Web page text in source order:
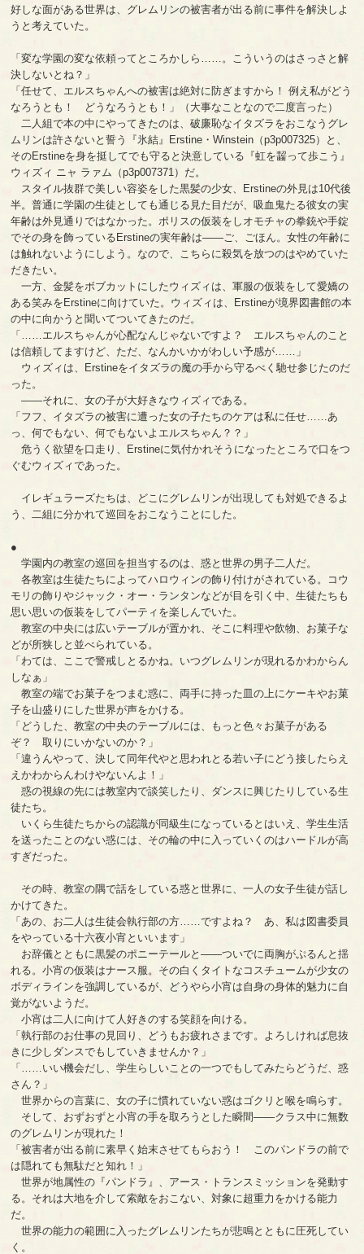
好しな面がある世界は、グレムリンの被害者が出る前に事件を解決しよ
うと考えていた。
「変な学園の変な依頼ってところかしら……。こういうのはさっさと解
決しないとね？」
「任せて、エルスちゃんへの被害は絶対に防ぎますから！ 例え私がどう
なろうとも！ どうなろうとも！」（大事なことなので二度言った）
二人組で本の中にやってきたのは、破廉恥なイタズラをおこなうグレ
ムリンは許さないと誓う『氷結』Erstine・Winstein（p3p007325）と、
そのErstineを身を挺してでも守ると決意している『虹を齧って歩こう』
ウィズィ ニャ ラァム（p3p007371）だ。
スタイル抜群で美しい容姿をした黒髪の少女、Erstineの外見は10代後
半。普通に学園の生徒としても通じる見た目だが、吸血鬼たる彼女の実
年齢は外見通りではなかった。ポリスの仮装をしオモチャの拳銃や手錠
でその身を飾っているErstineの実年齢は――ご、ごほん。女性の年齢に
は触れないようにしよう。なので、こちらに殺気を放つのはやめていた
だきたい。
一方、金髪をボブカットにしたウィズィは、軍服の仮装をして愛嬌の
ある笑みをErstineに向けていた。ウィズィは、Erstineが境界図書館の本
の中に向かうと聞いてついてきたのだ。
「……エルスちゃんが心配なんじゃないですよ？ エルスちゃんのこと
は信頼してますけど、ただ、なんかいかがわしい予感が……」
ウィズィは、Erstineをイタズラの魔の手から守るべく馳せ参じたのだ
った。
――それに、女の子が大好きなウィズィである。
「フフ、イタズラの被害に遭った女の子たちのケアは私に任せ……あ
っ、何でもない、何でもないよエルスちゃん？？」
危うく欲望を口走り、Erstineに気付かれそうになったところで口をつ
ぐむウィズィであった。
イレギュラーズたちは、どこにグレムリンが出現しても対処できるよ
う、二組に分かれて巡回をおこなうことにした。
●
学園内の教室の巡回を担当するのは、惑と世界の男子二人だ。
各教室は生徒たちによってハロウィンの飾り付けがされている。コウ
モリの飾りやジャック・オー・ランタンなどが目を引く中、生徒たちも
思い思いの仮装をしてパーティを楽しんでいた。
教室の中央には広いテーブルが置かれ、そこに料理や飲物、お菓子な
どが所狭しと並べられている。
「わては、ここで警戒しとるかね。いつグレムリンが現れるかわからん
しなぁ」
教室の端でお菓子をつまむ惑に、両手に持った皿の上にケーキやお菓
子を山盛りにした世界が声をかける。
「どうした、教室の中央のテーブルには、もっと色々お菓子がある
ぞ？ 取りにいかないのか？」
「違うんやって、決して同年代やと思われとる若い子にどう接したらえ
えかわからんわけやないんよ！」
惑の視線の先には教室内で談笑したり、ダンスに興じたりしている生
徒たち。
いくら生徒たちからの認識が同級生になっているとはいえ、学生生活
を送ったことのない惑には、その輪の中に入っていくのはハードルが高
すぎだった。
その時、教室の隅で話をしている惑と世界に、一人の女子生徒が話し
かけてきた。
「あの、お二人は生徒会執行部の方……ですよね？ あ、私は図書委員
をやっている十六夜小宵といいます」
お辞儀とともに黒髪のポニーテールと――ついでに両胸がぷるんと揺
れる。小宵の仮装はナース服。その白くタイトなコスチュームが少女の
ボディラインを強調しているが、どうやら小宵は自身の身体的魅力に自
覚がないようだ。
小宵は二人に向けて人好きのする笑顔を向ける。
「執行部のお仕事の見回り、どうもお疲れさまです。よろしければ息抜
きに少しダンスでもしていきませんか？」
「……いい機会だし、学生らしいことの一つでもしてみたらどうだ、惑
さん？」
世界からの言葉に、女の子に慣れていない惑はゴクリと喉を鳴らす。
そして、おずおずと小宵の手を取ろうとした瞬間――クラス中に無数
のグレムリンが現れた！
「被害者が出る前に素早く始末させてもらおう！ このパンドラの前で
は隠れても無駄だと知れ！」
世界が地属性の『パンドラ』、アース・トランスミッションを発動す
る。それは大地を介して索敵をおこない、対象に超重力をかける能力
だ。
世界の能力の範囲に入ったグレムリンたちが悲鳴とともに圧死してい
く。